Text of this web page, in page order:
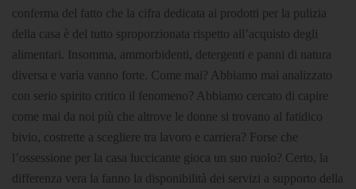
conferma del fatto che la cifra dedicata ai prodotti per la pulizia
della casa è del tutto sproporzionata rispetto all’acquisto degli
alimentari. Insomma, ammorbidenti, detergenti e panni di natura
diversa e varia vanno forte. Come mai? Abbiamo mai analizzato
con serio spirito critico il fenomeno? Abbiamo cercato di capire
come mai da noi più che altrove le donne si trovano al fatidico
bivio, costrette a scegliere tra lavoro e carriera? Forse che
l’ossessione per la casa luccicante gioca un suo ruolo? Certo, la
differenza vera la fanno la disponibilità dei servizi a supporto della